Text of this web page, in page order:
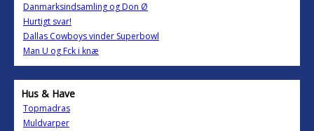
Danmarksindsamling og Don Ø
Hurtigt svar!
Dallas Cowboys vinder Superbowl
Man U og Fck i knæ
Hus & Have
Topmadras
Muldvarper